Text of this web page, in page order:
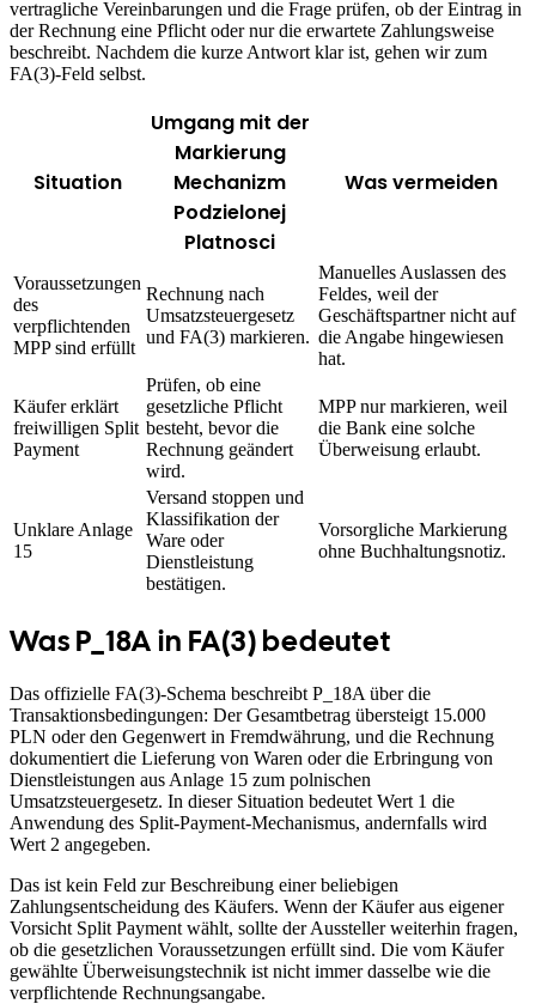
vertragliche Vereinbarungen und die Frage prüfen, ob der Eintrag in
der Rechnung eine Pflicht oder nur die erwartete Zahlungsweise
beschreibt. Nachdem die kurze Antwort klar ist, gehen wir zum
FA(3)-Feld selbst.
Situation
Umgang mit der
Markierung
Mechanizm
Podzielonej
Platnosci
Was vermeiden
Voraussetzungen
des
verpflichtenden
MPP sind erfüllt
Rechnung nach
Umsatzsteuergesetz
und FA(3) markieren.
Manuelles Auslassen des
Feldes, weil der
Geschäftspartner nicht auf
die Angabe hingewiesen
hat.
Käufer erklärt
freiwilligen Split
Payment
Prüfen, ob eine
gesetzliche Pflicht
besteht, bevor die
Rechnung geändert
wird.
MPP nur markieren, weil
die Bank eine solche
Überweisung erlaubt.
Unklare Anlage
15
Versand stoppen und
Klassifikation der
Ware oder
Dienstleistung
bestätigen.
Vorsorgliche Markierung
ohne Buchhaltungsnotiz.
Was P_18A in FA(3) bedeutet
Das offizielle FA(3)-Schema beschreibt P_18A über die
Transaktionsbedingungen: Der Gesamtbetrag übersteigt 15.000
PLN oder den Gegenwert in Fremdwährung, und die Rechnung
dokumentiert die Lieferung von Waren oder die Erbringung von
Dienstleistungen aus Anlage 15 zum polnischen
Umsatzsteuergesetz. In dieser Situation bedeutet Wert 1 die
Anwendung des Split-Payment-Mechanismus, andernfalls wird
Wert 2 angegeben.
Das ist kein Feld zur Beschreibung einer beliebigen
Zahlungsentscheidung des Käufers. Wenn der Käufer aus eigener
Vorsicht Split Payment wählt, sollte der Aussteller weiterhin fragen,
ob die gesetzlichen Voraussetzungen erfüllt sind. Die vom Käufer
gewählte Überweisungstechnik ist nicht immer dasselbe wie die
verpflichtende Rechnungsangabe.